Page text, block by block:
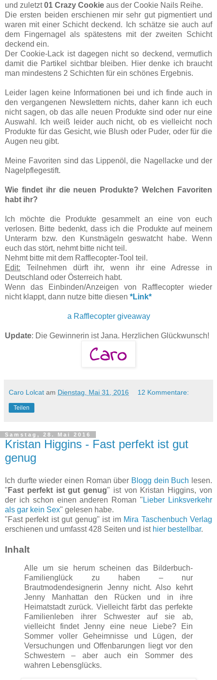
und zuletzt01 Crazy Cookie aus der Cookie Nails Reihe.
Die ersten beiden erschienen mir sehr gut pigmentiert und
waren mit einer Schicht deckend. Ich schätze sie auch auf
dem Fingernagel als spätestens mit der zweiten Schicht
deckend ein.
Der Cookie-Lack ist dagegen nicht so deckend, vermutlich
damit die Partikel sichtbar bleiben. Hier denke ich braucht
man mindestens 2 Schichten für ein schönes Ergebnis.
Leider lagen keine Informationen bei und ich finde auch in
den vergangenen Newslettern nichts, daher kann ich euch
nicht sagen, ob das alle neuen Produkte sind oder nur eine
Auswahl. Ich weiß leider auch nicht, ob es vielleicht noch
Produkte für das Gesicht, wie Blush oder Puder, oder für die
Augen neu gibt.
Meine Favoriten sind das Lippenöl, die Nagellacke und der
Nagelpflegestift.
Wie findet ihr die neuen Produkte? Welchen Favoriten
habt ihr?
Ich möchte die Produkte gesammelt an eine von euch
verlosen. Bitte bedenkt, dass ich die Produkte auf meinem
Unterarm bzw. den Kunstnägeln geswatcht habe. Wenn
euch das stört, nehmt bitte nicht teil.
Nehmt bitte mit dem Rafflecopter-Tool teil.
Edit: Teilnehmen dürft ihr, wenn ihr eine Adresse in
Deutschland oder Österreich habt.
Wenn das Einbinden/Anzeigen von Rafflecopter wieder
nicht klappt, dann nutze bitte diesen *Link*
a Rafflecopter giveaway
Update: Die Gewinnerin ist Jana. Herzlichen Glückwunsch!
Caro Lolcat am Dienstag, Mai 31, 2016 12 Kommentare:
Teilen
Samstag, 28. Mai 2016
Kristan Higgins - Fast perfekt ist gut
genug
Ich durfte wieder einen Roman über Blogg dein Buch lesen.
" Fast perfekt ist gut genug" ist von Kristan Higgins, von
der ich schon einen anderen Roman "Lieber Linksverkehr
als gar kein Sex" gelesen habe.
"Fast perfekt ist gut genug" ist im Mira Taschenbuch Verlag
erschienen und umfasst 428 Seiten und ist hier bestellbar.
Inhalt
Alle um sie herum scheinen das Bilderbuch-
Familienglück zu haben – nur
Brautmodendesignerin Jenny nicht. Also kehrt
Jenny Manhattan den Rücken und in ihre
Heimatstadt zurück. Vielleicht färbt das perfekte
Familienleben ihrer Schwester auf sie ab,
vielleicht findet Jenny eine neue Liebe? Ein
Sommer voller Geheimnisse und Lügen, der
Versuchungen und Offenbarungen liegt vor den
Schwestern – aber auch ein Sommer des
wahren Lebensglücks.